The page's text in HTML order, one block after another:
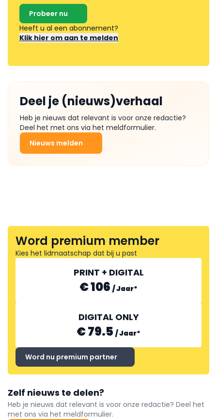
Probeer nu
Heeft u al een abonnement?
Klik hier om aan te melden
Deel je (nieuws)verhaal
Heb je nieuws dat relevant is voor onze redactie?
Deel het met ons via het meldformulier.
Nieuws melden
Word premium member
Kies het lidmaatschap dat bij u past
PRINT + DIGITAL
€ 106 /Jaar*
DIGITAL ONLY
€ 79.5 /Jaar*
Word nu premium partner
Zelf nieuws te delen?
Heb je nieuws dat relevant is voor onze redactie? Deel het
met ons via het meldformulier.